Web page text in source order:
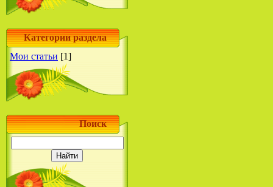
Категории раздела
Мои статьи [1]
Поиск